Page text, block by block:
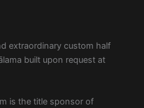
extraordinary custom half
built upon request at
is the title sponsor of